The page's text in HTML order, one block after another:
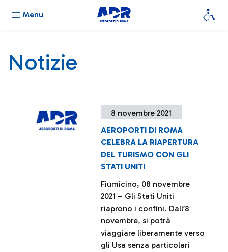
Menu
Notizie
8 novembre 2021
AEROPORTI DI ROMA
CELEBRA LA RIAPERTURA
DEL TURISMO CON GLI
STATI UNITI
Fiumicino, 08 novembre
2021 – Gli Stati Uniti
riaprono i confini. Dall’8
novembre, si potrà
viaggiare liberamente verso
gli Usa senza particolari